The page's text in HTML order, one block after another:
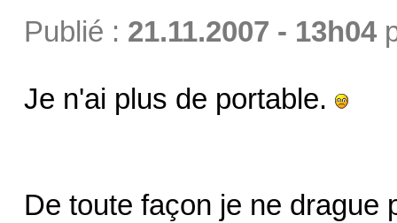
Publié : 21.11.2007 - 13h04
Je n'ai plus de portable.
De toute façon je ne drague